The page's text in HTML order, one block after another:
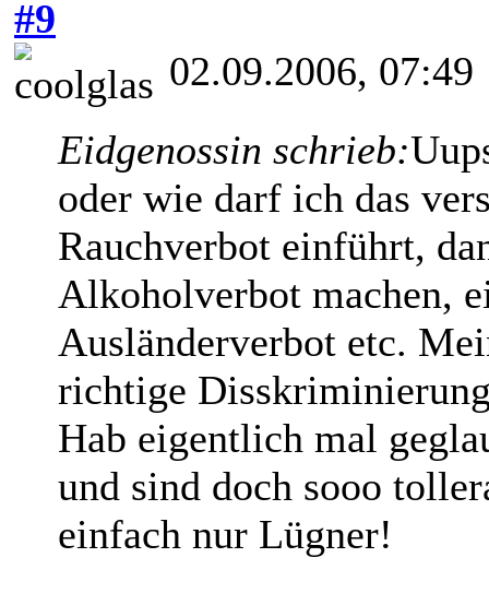
#9
02.09.2006, 07:49
Eidgenossin schrieb:
oder wie darf ich das
Rauchverbot einführt,
Alkoholverbot machen,
Ausländerverbot etc.
richtige
Hab eigentlich mal
und sind doch sooo
einfach nur Lügner!